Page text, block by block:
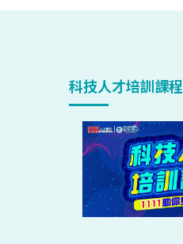
科技人才培訓課程